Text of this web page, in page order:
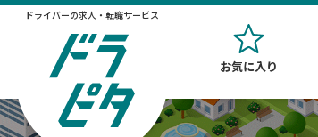
ドライバーの求人・転職サービス
お気に入り